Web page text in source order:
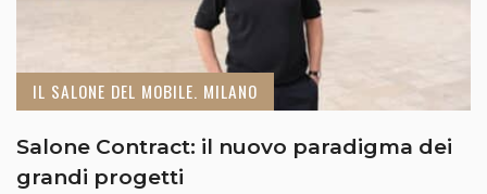
IL SALONE DEL MOBILE. MILANO
Salone Contract: il nuovo paradigma dei
grandi progetti